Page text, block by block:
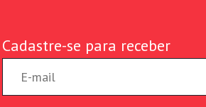
Cadastre-se para receber